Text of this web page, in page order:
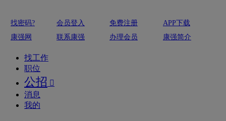
找密码? 会员登入 免费注册
APP下载
康强网
联系康强 办理会员 康强简介
找工作
职位
公招 
消息
我的